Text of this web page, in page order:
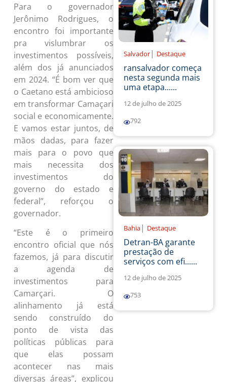
Para o governador
Jerônimo Rodrigues, o
encontro foi importante
pra vislumbrar os
investimentos possíveis,
além dos já anunciados
em 2024. “É bom ver que
o Caetano está ambicioso
em transformar Camaçari
social e economicamente.
E vamos estar juntos, de
mãos dadas, para fazer
mais para o povo que
mais necessita dos
investimentos do
governo do estado e
federal”, reforçou o
governador.
“Este é o primeiro
encontro oficial que nós
fazemos, já para discutir
a agenda de
investimentos para
Camarçari. O
alinhamento já está
sendo construído do
ponto de vista das
políticas públicas para
que elas possam
acontecer nas mais
diversas áreas”, explicou
Salvador | Destaque
ransalvador começa
nesta segunda mais
uma etapa......
12 de julho de 2025
792
Bahia | Destaque
Detran-BA garante
prestação de
serviços com efi......
12 de julho de 2025
753